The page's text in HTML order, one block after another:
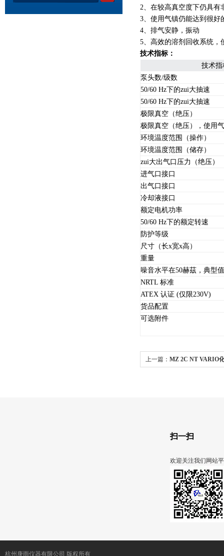
2、在较高真空度下仍具有
3、使用气镇仍能达到很好
4、排气安静，振动
5、高效的溶剂回收系统，
技术指标：
技术指
泵头数/级数
50/60 Hz下的zui大抽速
50/60 Hz下的zui大抽速
极限真空（绝压）
极限真空（绝压），使用
环境温度范围（操作）
环境温度范围（储存）
zui大出气口压力（绝压）
进气口接口
出气口接口
冷却液接口
额定电机功率
50/60 Hz下的额定转速
防护等级
尺寸（长x宽x高）
重量
噪音水平在50赫茲，典型值
NRTL 标准
ATEX 认证 (仅限230V)
货品配置
可选附件
上一篇： MZ 2C NT VARIO
扫一扫
欢迎关注我们网站
杭州庚雨仪器有限公司 版权所有